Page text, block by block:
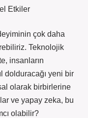
Etkiler
çok daha
Teknolojik
insanların
dolduracağı yeni bir
olarak birbirlerine
ve yapay zeka, bu
olabilir?